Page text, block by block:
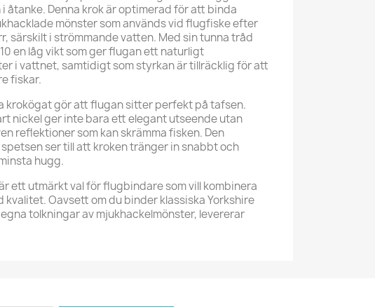
åtanke. Denna krok är optimerad för att binda
mönster som används vid flugfiske efter
särskilt i strömmande vatten. Med sin tunna tråd
en låg vikt som ger flugan ett naturligt
i vattnet, samtidigt som styrkan är tillräcklig för att
fiskar.
krokögat gör att flugan sitter perfekt på tafsen.
nickel ger inte bara ett elegant utseende utan
reflektioner som kan skrämma fisken. Den
ser till att kroken tränger in snabbt och
hugg.
ett utmärkt val för flugbindare som vill kombinera
kvalitet. Oavsett om du binder klassiska Yorkshire
tolkningar av mjukhackelmönster, levererar